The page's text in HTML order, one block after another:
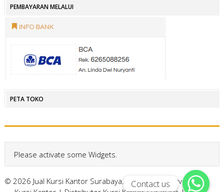
PEMBAYARAN MELALUI
PETA TOKO
Please activate some Widgets.
© 2026 Jual Kursi Kantor Surabaya. All Rights Reserved.
Contact us
Contact us